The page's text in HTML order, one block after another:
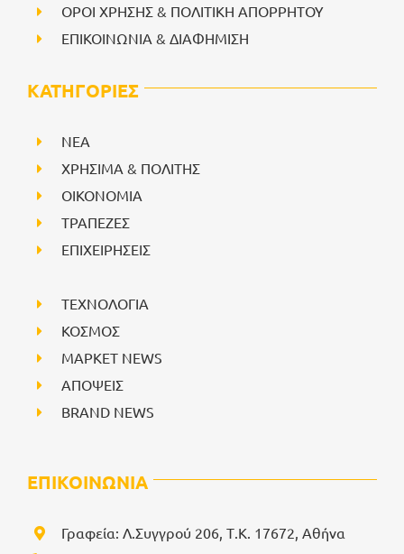
ΟΡΟΙ ΧΡΗΣΗΣ & ΠΟΛΙΤΙΚΗ ΑΠΟΡΡΗΤΟΥ
ΕΠΙΚΟΙΝΩΝΙΑ & ΔΙΑΦΗΜΙΣΗ
ΚΑΤΗΓΟΡΙΕΣ
NEA
ΧΡΗΣΙΜΑ & ΠΟΛΙΤΗΣ
ΟΙΚΟΝΟΜΙΑ
ΤΡΑΠΕΖΕΣ
ΕΠΙΧΕΙΡΗΣΕΙΣ
ΤΕΧΝΟΛΟΓΙΑ
ΚΟΣΜΟΣ
ΜΑΡΚΕΤ NEWS
ΑΠΟΨΕΙΣ
BRAND NEWS
ΕΠΙΚΟΙΝΩΝΙΑ
Γραφεία: Λ.Συγγρού 206, Τ.Κ. 17672, Αθήνα